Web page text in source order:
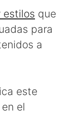
estilos que
para
a
este
el